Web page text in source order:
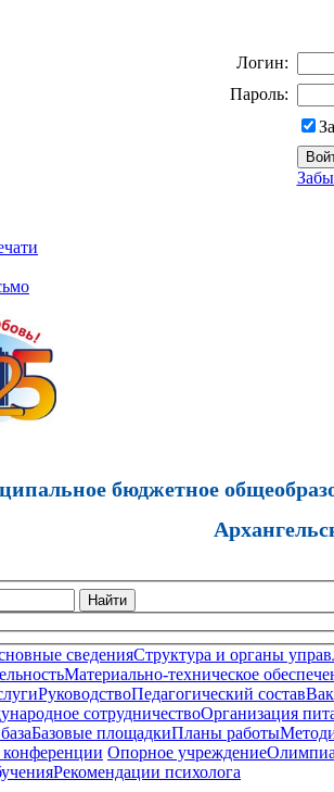
Логин:
Пароль:
бюджетное
Найти
сведенияСтруктура и органы
Материально-техническое
РуководствоПедагогический состав
сотрудничествоОрганизация
Базовые площадкиПланы работы
конференции Опорное учреждение
Рекомендации психолога